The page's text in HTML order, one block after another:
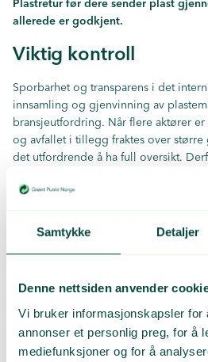
Samtykke Detaljer
Denne nettsiden anvender
Vi bruker informasjonskapsler for
annonser et personlig preg, for å
mediefunksjoner og for å
Plastretur før dere sender plast
allerede er godkjent.
Viktig kontroll
Sporbarhet og transparens i det
innsamling og gjenvinning av
bransjeutfordring. Når flere aktører
og avfallet i tillegg fraktes over større
det utfordrende å ha full oversikt.
Plastretur-avtale, må ha full
ender opp steder der det er
infrastruktur for avfallshåndtering
oss før innsamler sender
kommer fram i næringsavtalen, sier
Vebenstad i Grønt Punkt Norge, som
1.1.2023.